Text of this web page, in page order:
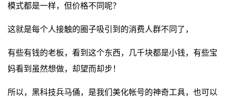
模式都是一样，但价格不同呢？
这就是每个人接触的圈子吸引到的消费人群不同了，
有些有钱的老板，看到这个东西，几千块都是小钱，有些宝
妈看到虽然想做，却望而却步！
所以，黑科技兵马俑，是我们美化帐号的神奇工具，也可以